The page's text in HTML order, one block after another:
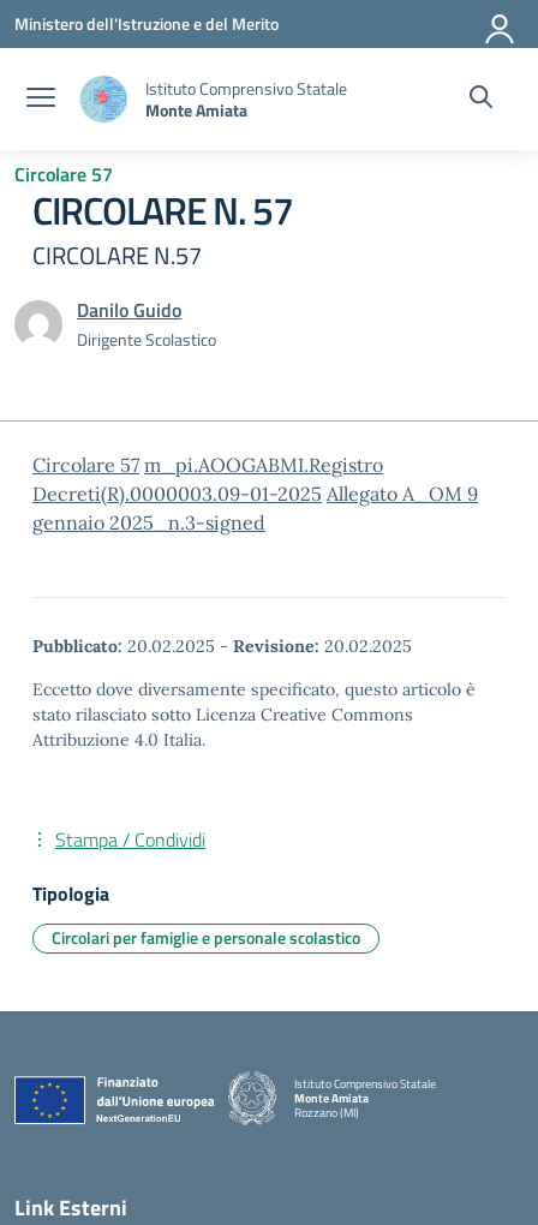
Vai ai contenuti
Vai al menu di navigazione
Vai al footer
Ministero dell'Istruzione e del Merito
Istituto Comprensivo Statale
Monte Amiata
Circolare 57
CIRCOLARE N. 57
CIRCOLARE N.57
Danilo Guido
Dirigente Scolastico
Circolare 57 m_pi.AOOGABMI.Registro
Decreti(R).0000003.09-01-2025 Allegato A_OM 9
gennaio 2025_n.3-signed
Pubblicato: 20.02.2025 - Revisione: 20.02.2025
Eccetto dove diversamente specificato, questo articolo è
stato rilasciato sotto Licenza Creative Commons
Attribuzione 4.0 Italia.
Stampa / Condividi
Tipologia
Circolari per famiglie e personale scolastico
Istituto Comprensivo Statale
Monte Amiata
Rozzano (MI)
Link Esterni